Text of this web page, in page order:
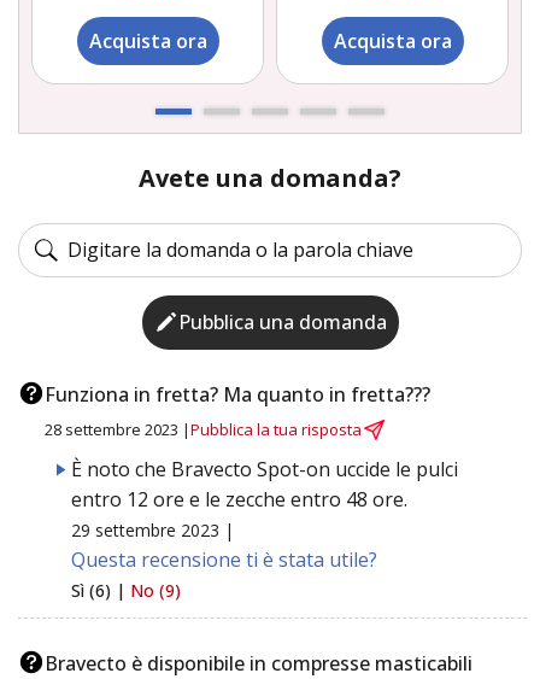
Acquista ora Acquista ora
Avete una domanda?
Pubblica una domanda
Funziona in fretta? Ma quanto in fretta???
28 settembre 2023 |Pubblica la tua risposta
È noto che Bravecto Spot-on uccide le pulci
entro 12 ore e le zecche entro 48 ore.
29 settembre 2023 |
Questa recensione ti è stata utile?
Sì (6) | No (9)
Bravecto è disponibile in compresse masticabili